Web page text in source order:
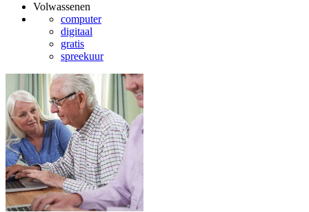
Volwassenen
computer
digitaal
gratis
spreekuur